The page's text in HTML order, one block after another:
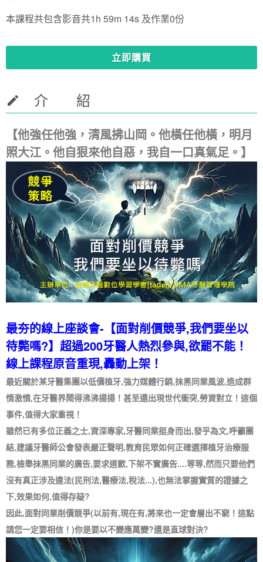
本課程共包含影音共1h 59m 14s 及作業0份
立即購買
介 紹
【他強任他強，清風拂山岡。他橫任他橫，明月
照大江。他自狠來他自惡，我自一口真氣足。】
最夯的線上座談會-【面對削價競爭,我們要坐以
待斃嗎?】超過200牙醫人熱烈參與,欲罷不能！
線上課程原音重現,轟動上架！
最近關於某牙醫集團以低價植牙,強力媒體行銷,抹黑同業風波,造成群
情激憤,在牙醫界鬧得沸沸揚揚！甚至還出現世代衝突,勞資對立！這個
事件,值得大家重視！
雖然已有多位正義之士,資深專家,牙醫同業挺身而出,發乎為文,呼籲團
結,建議牙醫師公會發表嚴正聲明,教育民眾如何正確選擇植牙治療服
務,檢舉抹黑同業的廣告,要求道歉,下架不實廣告....等等,然而只要他們
沒有真正涉及違法(民刑法,醫療法,稅法...),也無法掌握實質的證據之
下,效果如何,值得存疑?
因此,面對同業削價競爭(以前有,現在有,將來也一定會層出不窮！這點
請您一定要相信！)你是要以不變應萬變?還是直球對決?